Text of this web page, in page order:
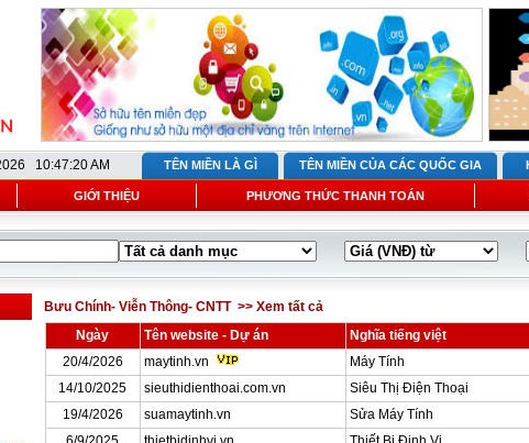
10:47:20 AM TÊN MIỀN LÀ GÌ TÊN MIỀN CỦA CÁC QUỐC GIA
GIỚI THIỆU PHƯƠNG THỨC THANH TOÁN
Bưu Chính- Viễn Thông- CNTT >> Xem tất cả
Ngày
Tên website - Dự án Nghĩa tiếng việt
20/4/2026
maytinh.vn Máy Tính
14/10/2025 sieuthidienthoai.com.vn Siêu Thị Điện Thoại
19/4/2026 suamaytinh.vn Sửa Máy Tính